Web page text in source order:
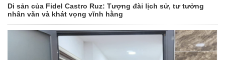
Di sản của Fidel Castro Ruz: Tượng đài lịch sử, tư tưởng
nhân văn và khát vọng vĩnh hằng